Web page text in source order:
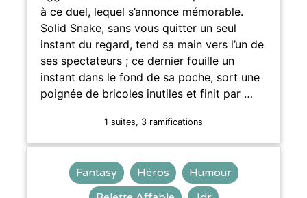
à ce duel, lequel s’annonce mémorable.
Solid Snake, sans vous quitter un seul
instant du regard, tend sa main vers l’un de
ses spectateurs ; ce dernier fouille un
instant dans le fond de sa poche, sort une
poignée de bricoles inutiles et finit par …
1 suites, 3 ramifications
Fantasy Héros
Humour